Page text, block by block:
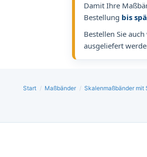
Damit Ihre
Bestellung bis
Bestellen Sie auch
ausgeliefert
Start / Maßbänder / Skalenmaßbänder